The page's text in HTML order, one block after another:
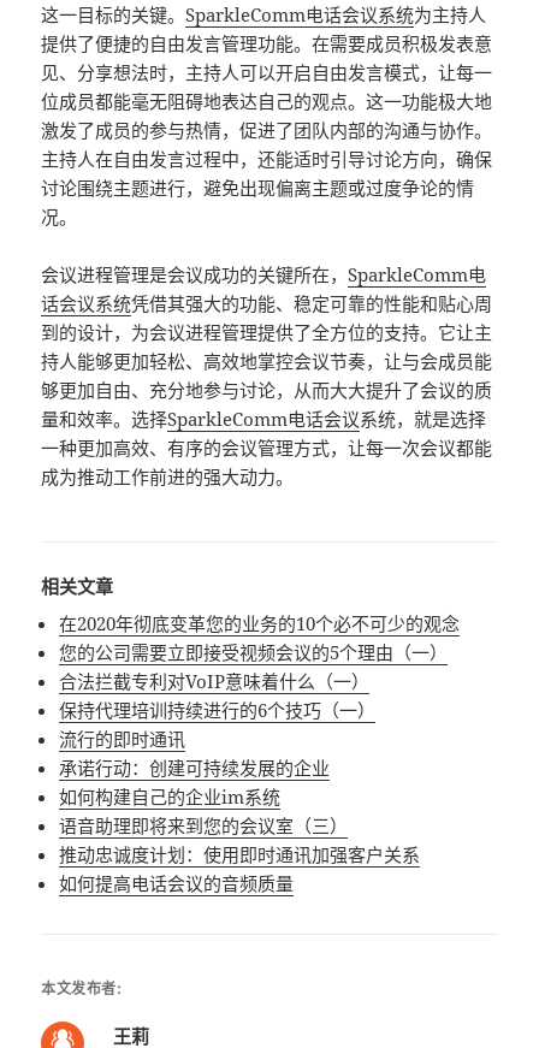
这一目标的关键。SparkleComm电话会议系统为主持人
提供了便捷的自由发言管理功能。在需要成员积极发表意
见、分享想法时，主持人可以开启自由发言模式，让每一
位成员都能毫无阻碍地表达自己的观点。这一功能极大地
激发了成员的参与热情，促进了团队内部的沟通与协作。
主持人在自由发言过程中，还能适时引导讨论方向，确保
讨论围绕主题进行，避免出现偏离主题或过度争论的情
况。
会议进程管理是会议成功的关键所在，SparkleComm电
话会议系统凭借其强大的功能、稳定可靠的性能和贴心周
到的设计，为会议进程管理提供了全方位的支持。它让主
持人能够更加轻松、高效地掌控会议节奏，让与会成员能
够更加自由、充分地参与讨论，从而大大提升了会议的质
量和效率。选择SparkleComm电话会议系统，就是选择
一种更加高效、有序的会议管理方式，让每一次会议都能
成为推动工作前进的强大动力。
相关文章
在2020年彻底变革您的业务的10个必不可少的观念
您的公司需要立即接受视频会议的5个理由（一）
合法拦截专利对VoIP意味着什么（一）
保持代理培训持续进行的6个技巧（一）
流行的即时通讯
承诺行动：创建可持续发展的企业
如何构建自己的企业im系统
语音助理即将来到您的会议室（三）
推动忠诚度计划：使用即时通讯加强客户关系
如何提高电话会议的音频质量
本文发布者:
王莉